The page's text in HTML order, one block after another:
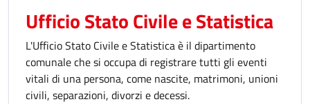
Ufficio Stato Civile e Statistica
L'Ufficio Stato Civile e Statistica è il dipartimento
comunale che si occupa di registrare tutti gli eventi
vitali di una persona, come nascite, matrimoni, unioni
civili, separazioni, divorzi e decessi.